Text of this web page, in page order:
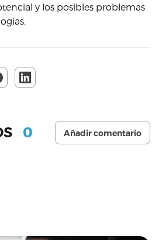
y los posibles problemas
0 Añadir comentario